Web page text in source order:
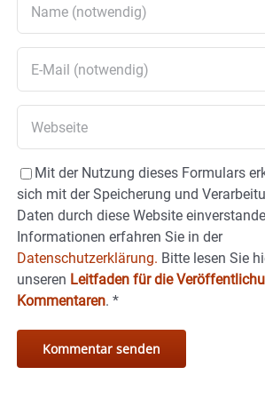
Mit der Nutzung dieses Formulars
sich mit der Speicherung und
Daten durch diese Website
Informationen erfahren Sie in der
Datenschutzerklärung. Bitte lesen Sie
unseren Leitfaden für die
Kommentaren. *